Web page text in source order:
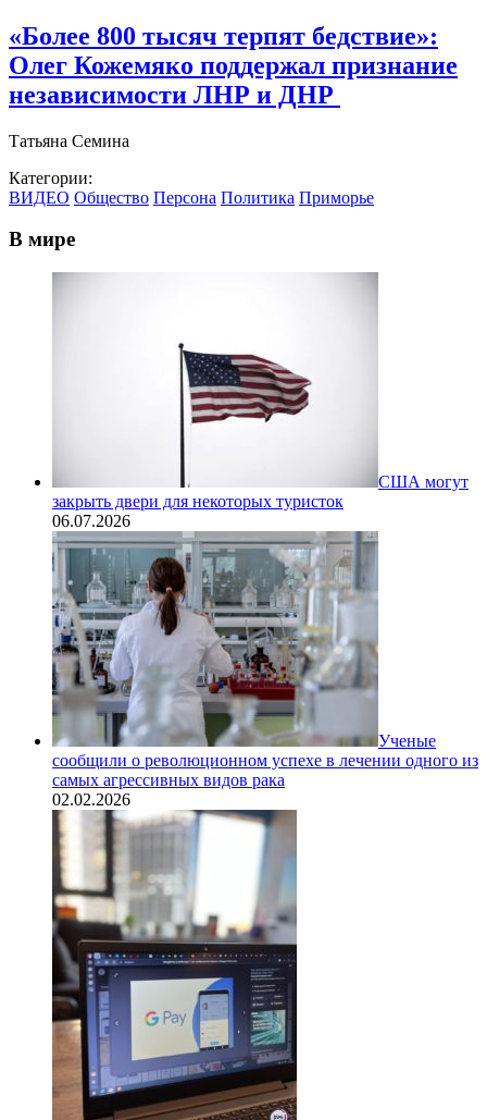
«Более 800 тысяч терпят бедствие»:
Олег Кожемяко поддержал признание
независимости ЛНР и ДНР
Татьяна Семина
Категории:
ВИДЕО Общество Персона Политика Приморье
В мире
США могут
закрыть двери для некоторых туристок
06.07.2026
Ученые
сообщили о революционном успехе в лечении одного из
самых агрессивных видов рака
02.02.2026